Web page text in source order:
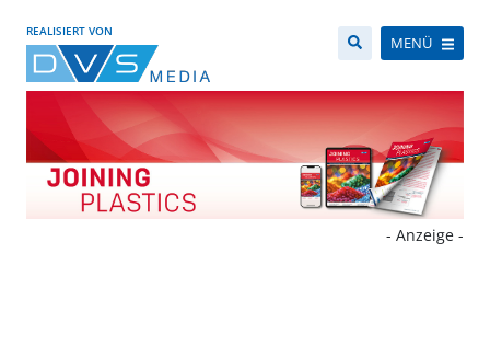
REALISIERT VON
MENÜ
- Anzeige -